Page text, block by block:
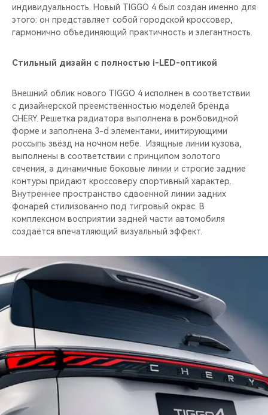
индивидуальность. Новый TIGGO 4 был создан именно для
этого: он представляет собой городской кроссовер,
гармонично объединяющий практичность и элегантность.
Стильный дизайн с полностью i-LED-оптикой
Внешний облик нового TIGGO 4 исполнен в соответствии
с дизайнерской преемственностью моделей бренда
CHERY. Решетка радиатора выполнена в ромбовидной
форме и заполнена 3-d элементами, имитирующими
россыпь звёзд на ночном небе. Изящные линии кузова,
выполнены в соответствии с принципом золотого
сечения, а динамичные боковые линии и строгие задние
контуры придают кроссоверу спортивный характер.
Внутреннее пространство сдвоенной линии задних
фонарей стилизованно под тигровый окрас. В
комплексном восприятии задней части автомобиля
создаётся впечатляющий визуальный эффект.